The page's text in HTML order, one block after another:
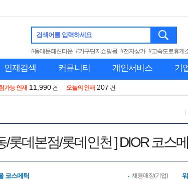
검색어를 입력하세요
#동대문패션타운 #가구단지쇼핑몰 #전자상가 #고속도로휴게
인재검색 커뮤니티 개인서비스 기
가능 인재 11,990 건 오늘의 인재 207 건
/롯데본점/롯데인천 ] DIOR 코스
코스메틱 채용매장(기업)